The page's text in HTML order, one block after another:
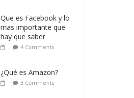
Que es Facebook y lo
mas importante que
hay que saber
4 Comments
¿Qué es Amazon?
3 Comments